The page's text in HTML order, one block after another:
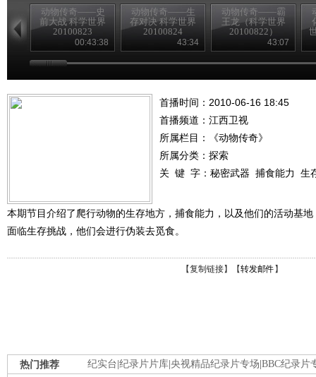
动物传奇——史
前大战 科学世界
20100823
00:43:38
动物传奇——生
存对决 科学世界
20100824
43:34
动物传奇——霸
王龙（科学世界
20100822）
43:07
首播时间：2010-06-16 18:45
首播频道： 江西卫视
所属栏目：
《动物传奇》
所属分类：探索
关 键 字： 秘密武器 捕食能力 生
本期节目介绍了爬行动物的生存地方，捕食能力，以及他们的活动基
面临生存挑战，他们会进行伪装去觅食。
【复制链接】【转发邮件 】
纪实台 纪录片片库 央视精品纪录片专场 BBC纪录片
热门推荐